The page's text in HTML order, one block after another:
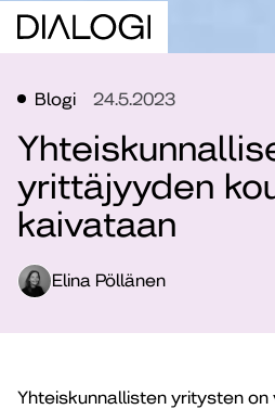
Blogi 24.5.2023
yrittäjyyden
kaivataan
Elina Pöllänen
Yhteiskunnallisten yritysten